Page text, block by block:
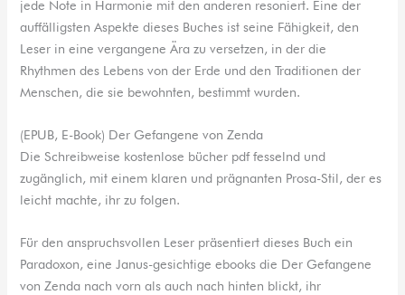
jede Note in Harmonie mit den anderen resoniert. Eine der
auffälligsten Aspekte dieses Buches ist seine Fähigkeit, den
Leser in eine vergangene Ära zu versetzen, in der die
Rhythmen des Lebens von der Erde und den Traditionen der
Menschen, die sie bewohnten, bestimmt wurden.
(EPUB, E-Book) Der Gefangene von Zenda
Die Schreibweise kostenlose bücher pdf fesselnd und
zugänglich, mit einem klaren und prägnanten Prosa-Stil, der es
leicht machte, ihr zu folgen.
Für den anspruchsvollen Leser präsentiert dieses Buch ein
Paradoxon, eine Janus-gesichtige ebooks die Der Gefangene
von Zenda nach vorn als auch nach hinten blickt, ihr